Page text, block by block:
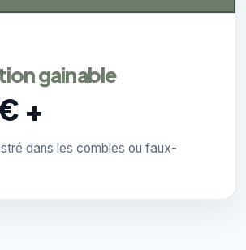
gainable
+
dans les combles ou faux-